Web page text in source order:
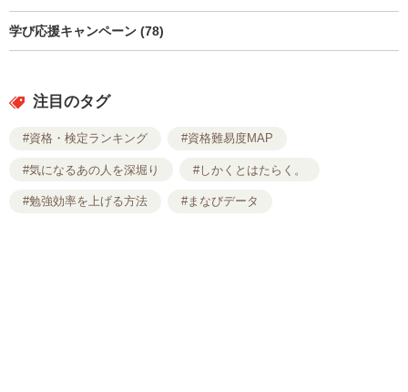
学び応援キャンペーン (78)
注目のタグ
#資格・検定ランキング #資格難易度MAP
#気になるあの人を深堀り #しかくとはたらく。
#勉強効率を上げる方法 #まなびデータ